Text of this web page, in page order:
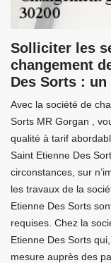
Solliciter les
changement
Des Sorts :
Avec la société de
Sorts MR Gorgan ,
qualité à tarif
Saint Etienne Des
circonstances, sur
les travaux de la
Etienne Des Sorts
requises. Chez la
Etienne Des Sorts
mesure auprès des